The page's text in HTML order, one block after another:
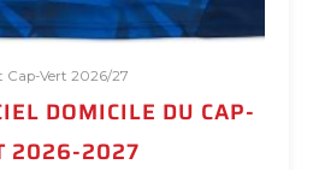
Cap-Vert 2026/27
DOMICILE DU CAP-
2026-2027